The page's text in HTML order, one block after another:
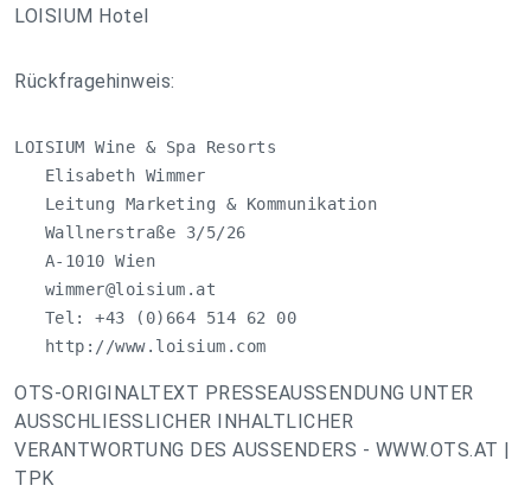
LOISIUM Hotel
Rückfragehinweis:
LOISIUM Wine & Spa Resorts
   Elisabeth Wimmer
   Leitung Marketing & Kommunikation
   Wallnerstraße 3/5/26
   A-1010 Wien
wimmer@loisium.at
   Tel: +43 (0)664 514 62 00
   http://www.loisium.com
OTS-ORIGINALTEXT PRESSEAUSSENDUNG UNTER
AUSSCHLIESSLICHER INHALTLICHER
VERANTWORTUNG DES AUSSENDERS - WWW.OTS.AT |
TPK